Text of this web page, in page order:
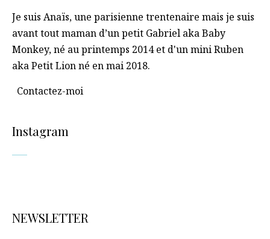
Je suis Anaïs, une parisienne trentenaire mais je suis
avant tout maman d’un petit Gabriel aka Baby
Monkey, né au printemps 2014 et d'un mini Ruben
aka Petit Lion né en mai 2018.
Contactez-moi
Instagram
NEWSLETTER